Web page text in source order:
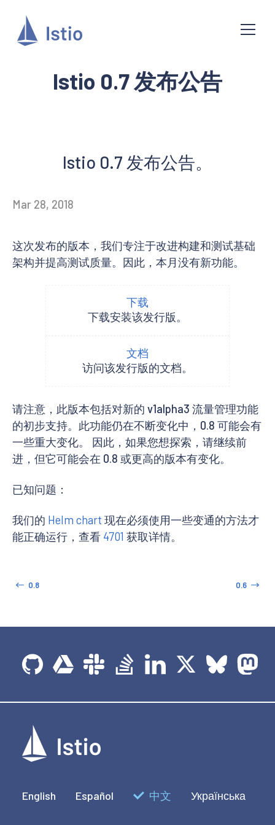
Istio 0.7 发布公告
Istio 0.7 发布公告。
Mar 28, 2018
这次发布的版本，我们专注于改进构建和测试基础
架构并提高测试质量。因此，本月没有新功能。
下载
下载安装该发行版。
文档
访问该发行版的文档。
请注意，此版本包括对新的 v1alpha3 流量管理功能
的初步支持。此功能仍在不断变化中，0.8 可能会有
一些重大变化。 因此，如果您想探索，请继续前
进，但它可能会在 0.8 或更高的版本有变化。
已知问题：
我们的 Helm chart 现在必须使用一些变通的方法才
能正确运行，查看 4701 获取详情。
0.8 0.6
English Español 中文 Українська